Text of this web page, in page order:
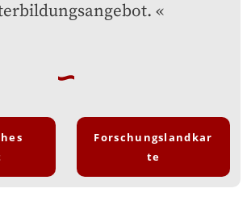
Forschungslandkar
te